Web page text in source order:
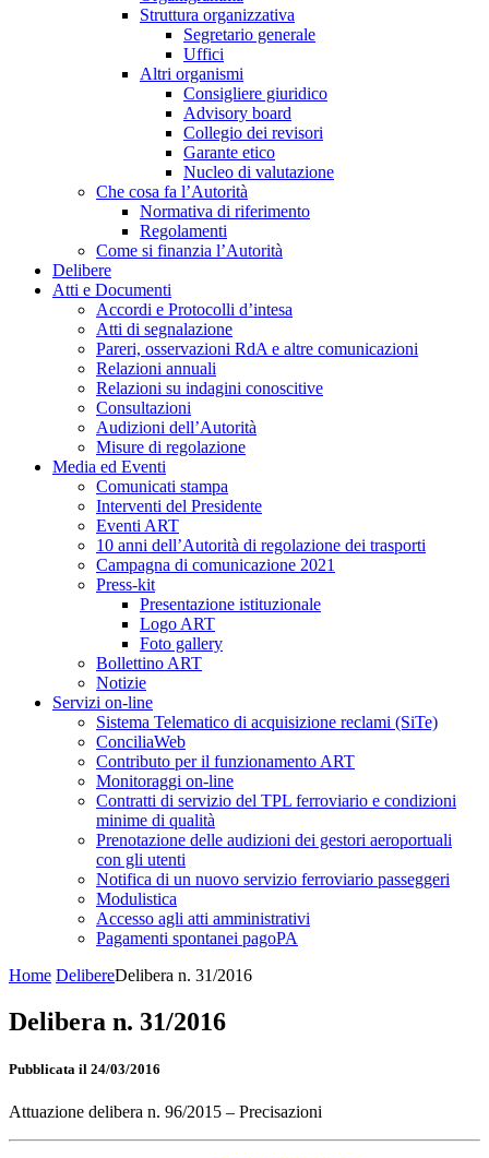
Struttura organizzativa
Segretario generale
Uffici
Altri organismi
Consigliere giuridico
Advisory board
Collegio dei revisori
Garante etico
Nucleo di valutazione
Che cosa fa l’Autorità
Normativa di riferimento
Regolamenti
Come si finanzia l’Autorità
Delibere
Atti e Documenti
Accordi e Protocolli d’intesa
Atti di segnalazione
Pareri, osservazioni RdA e altre comunicazioni
Relazioni annuali
Relazioni su indagini conoscitive
Consultazioni
Audizioni dell’Autorità
Misure di regolazione
Media ed Eventi
Comunicati stampa
Interventi del Presidente
Eventi ART
10 anni dell’Autorità di regolazione dei trasporti
Campagna di comunicazione 2021
Press-kit
Presentazione istituzionale
Logo ART
Foto gallery
Bollettino ART
Notizie
Servizi on-line
Sistema Telematico di acquisizione reclami (SiTe)
ConciliaWeb
Contributo per il funzionamento ART
Monitoraggi on-line
Contratti di servizio del TPL ferroviario e condizioni
minime di qualità
Prenotazione delle audizioni dei gestori aeroportuali
con gli utenti
Notifica di un nuovo servizio ferroviario passeggeri
Modulistica
Accesso agli atti amministrativi
Pagamenti spontanei pagoPA
Home DelibereDelibera n. 31/2016
Delibera n. 31/2016
Pubblicata il 24/03/2016
Attuazione delibera n. 96/2015 – Precisazioni